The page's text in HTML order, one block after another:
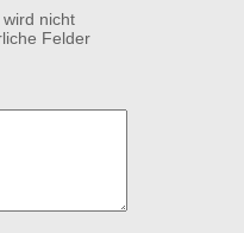
nicht
Felder